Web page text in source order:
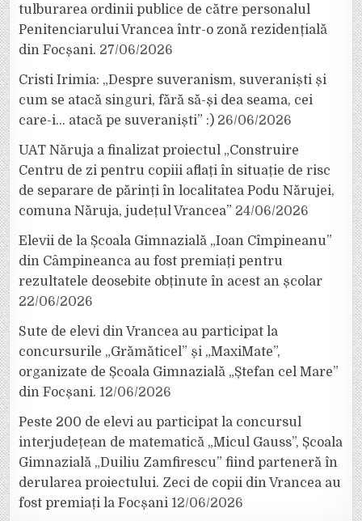
tulburarea ordinii publice de către personalul
Penitenciarului Vrancea într-o zonă rezidențială
din Focșani. 27/06/2026
Cristi Irimia: „Despre suveranism, suveraniști și
cum se atacă singuri, fără să-și dea seama, cei
care-i… atacă pe suveraniști” :) 26/06/2026
UAT Năruja a finalizat proiectul „Construire
Centru de zi pentru copiii aflați în situație de risc
de separare de părinți în localitatea Podu Nărujei,
comuna Năruja, județul Vrancea” 24/06/2026
Elevii de la Școala Gimnazială „Ioan Cîmpineanu”
din Câmpineanca au fost premiați pentru
rezultatele deosebite obținute în acest an școlar
22/06/2026
Sute de elevi din Vrancea au participat la
concursurile „Grămăticel” și „MaxiMate”,
organizate de Școala Gimnazială „Ștefan cel Mare”
din Focșani. 12/06/2026
Peste 200 de elevi au participat la concursul
interjudețean de matematică „Micul Gauss”, Școala
Gimnazială „Duiliu Zamfirescu” fiind parteneră în
derularea proiectului. Zeci de copii din Vrancea au
fost premiați la Focșani 12/06/2026